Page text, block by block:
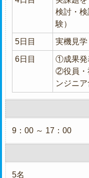
検討・
験）
5日目 実機見
6日目
①成果発
②役員・
ンジニア
9：00 ～ 17：00
5名